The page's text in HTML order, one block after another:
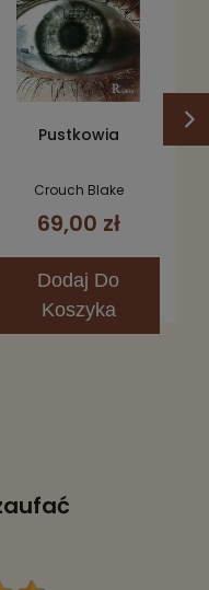
Pustkowia
Crouch Blake
69,00 zł
Dodaj Do
Koszyka